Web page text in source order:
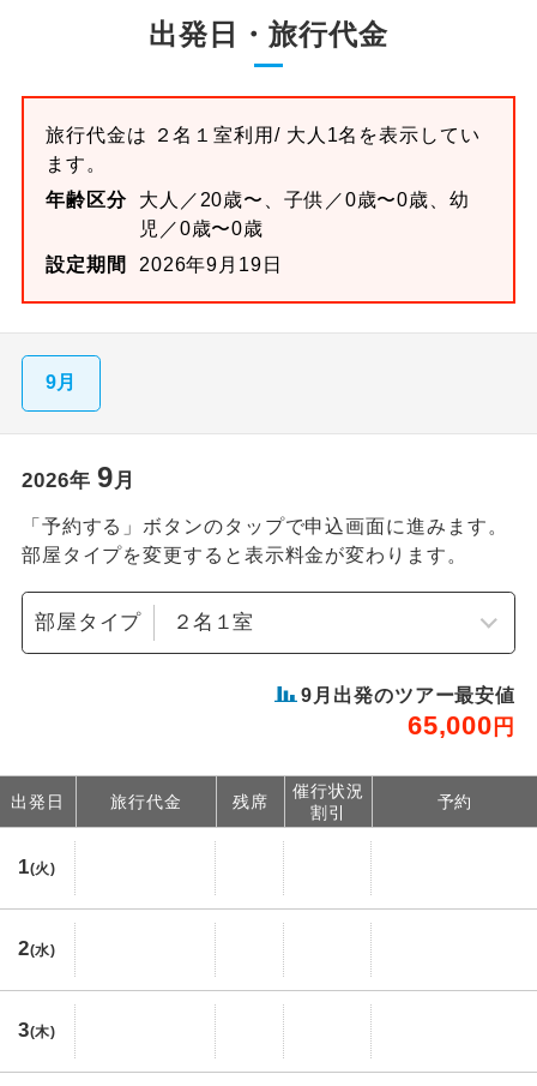
出発日・旅行代金
旅行代金は ２名１室利用/ 大人1名を表示してい
ます。
年齢区分
大人／20歳〜、子供／0歳〜0歳、幼
児／0歳〜0歳
設定期間
2026年9月19日
9月
2026年 9月
「予約する」ボタンのタップで申込画面に進みます。
部屋タイプを変更すると表示料金が変わります。
部屋タイプ
9 月出発のツアー最安値
65,000 円
出発日 旅行代金 残席
催行状況
割引
予約
1(火)
2(水)
3(木)